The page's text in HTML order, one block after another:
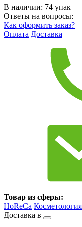
В наличии: 74 упак
Ответы на вопросы:
Как оформить заказ?
Оплата Доставка
Товар из сферы:
HoReCa Косметология
Доставка в